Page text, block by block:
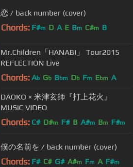
恋 / back number (cover)
Chords: F#m D A E Bm C#m B
Mr.Children「HANABI」 Tour2015
REFLECTION Live
Chords: Ab Gb Bbm Db Fm Ebm A
DAOKO × 米津玄師『打上花火』
MUSIC VIDEO
Chords: C# D#m F# B A#m Bm F#m
僕の名前を / back number (cover)
Chords: F# C# G# A#m Fm A F#m